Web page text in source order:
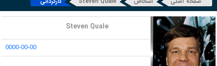
نام : Steven Quale
تاریخ تولد :
0000-00-00